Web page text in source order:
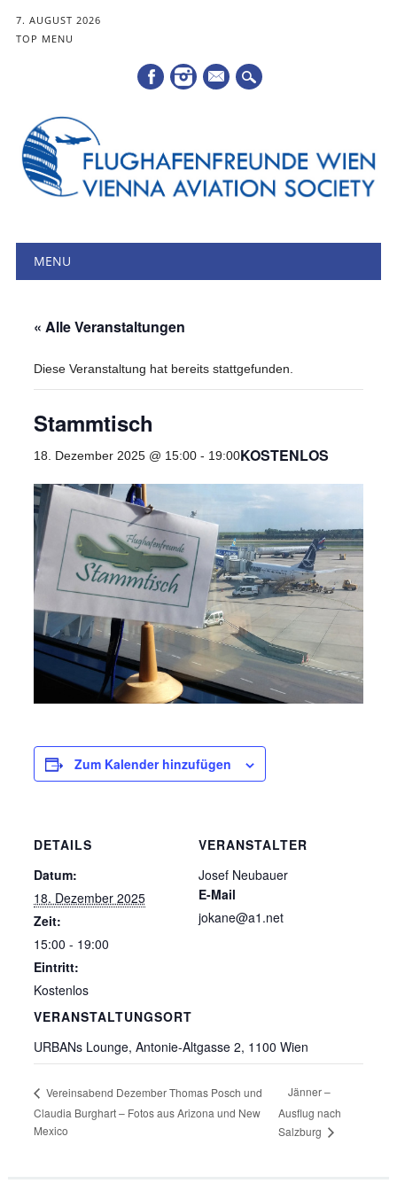
7. AUGUST 2026
TOP MENU
Mail
Hauptmenü
MENU
« Alle Veranstaltungen
Diese Veranstaltung hat bereits stattgefunden.
Stammtisch
18. Dezember 2025 @ 15:00- 19:00KOSTENLOS
Zum Kalender hinzufügen
DETAILS
Datum:
18. Dezember 2025
Zeit:
15:00 - 19:00
Eintritt:
Kostenlos
VERANSTALTUNGSORT
URBANs Lounge, Antonie-Altgasse 2, 1100 Wien
VERANSTALTER
Josef Neubauer
E-Mail
jokane@a1.net
Vereinsabend Dezember Thomas Posch und
Claudia Burghart – Fotos aus Arizona und New
Mexico
Jänner –
Ausflug nach
Salzburg